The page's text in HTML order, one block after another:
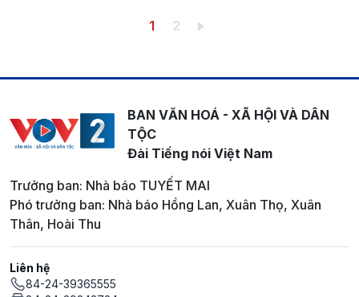
Trang hiện thời
1 Trang
2
BAN VĂN HOÁ - XÃ HỘI VÀ DÂN
TỘC
Đài Tiếng nói Việt Nam
Trưởng ban: Nhà báo TUYẾT MAI
Phó trưởng ban: Nhà báo Hồng Lan, Xuân Thọ, Xuân
Thân, Hoài Thu
Liên hệ
84-24-39365555